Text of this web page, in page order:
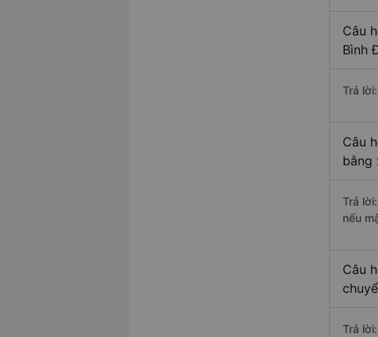
Câu
Bình
Trả
Câu
bằng
Trả
nếu
Câu
Trả